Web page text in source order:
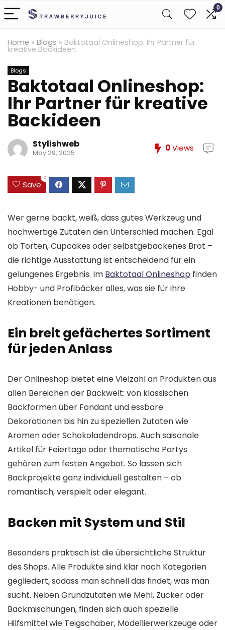
0
Home » Blogs » Baktotaal Onlineshop: Ihr Partner für
kreative Backideen
Blogs
Baktotaal Onlineshop:
Ihr Partner für kreative
Backideen
Stylishweb
May 29, 2025 0Views
Save
0
Wer gerne backt, weiß, dass gutes Werkzeug und
hochwertige Zutaten den Unterschied machen. Egal
ob Torten, Cupcakes oder selbstgebackenes Brot –
die richtige Ausstattung ist entscheidend für ein
gelungenes Ergebnis. Im Baktotaal Onlineshop finden
Hobby- und Profibäcker alles, was sie für ihre
Kreationen benötigen.
Ein breit gefächertes Sortiment
für jeden Anlass
Der Onlineshop bietet eine Vielzahl an Produkten aus
allen Bereichen der Backwelt: von klassischen
Backformen über Fondant und essbare
Dekorationen bis hin zu speziellen Zutaten wie
Aromen oder Schokoladendrops. Auch saisonale
Artikel für Feiertage oder thematische Partys
gehören zum festen Angebot. So lassen sich
Backprojekte ganz individuell gestalten – ob
romantisch, verspielt oder elegant.
Backen mit System und Stil
Besonders praktisch ist die übersichtliche Struktur
des Shops. Alle Produkte sind klar nach Kategorien
gegliedert, sodass man schnell das findet, was man
sucht. Neben Grundzutaten wie Mehl, Zucker oder
Backmischungen, finden sich auch spezielle
Hilfsmittel wie Teigschaber, Modellierwerkzeuge oder